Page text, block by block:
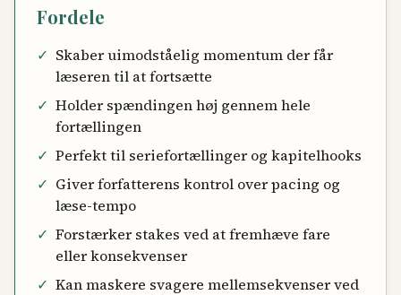
Fordele
✓ Skaber uimodståelig momentum der får
læseren til at fortsætte
✓ Holder spændingen høj gennem hele
fortællingen
✓ Perfekt til seriefortællinger og kapitelhooks
✓ Giver forfatterens kontrol over pacing og
læse-tempo
✓ Forstærker stakes ved at fremhæve fare
eller konsekvenser
✓ Kan maskere svagere mellemsekvenser ved